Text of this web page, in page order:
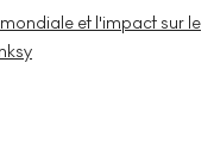
et l'impact sur le